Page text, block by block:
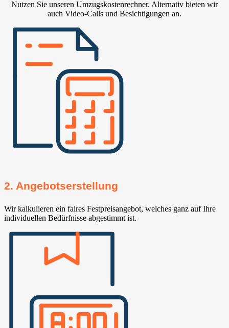
Nutzen Sie unseren Umzugskostenrechner. Alternativ bieten wir
auch Video-Calls und Besichtigungen an.
2. Angebotserstellung
Wir kalkulieren ein faires Festpreisangebot, welches ganz auf Ihre
individuellen Bedürfnisse abgestimmt ist.